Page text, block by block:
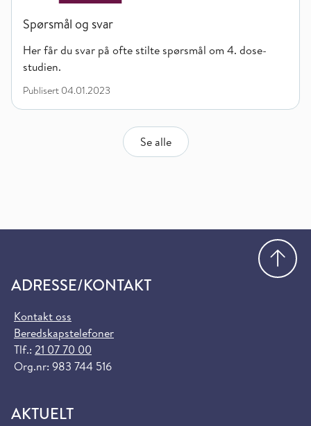
Spørsmål og svar
Her får du svar på ofte stilte spørsmål om 4. dose-
studien.
Publisert 04.01.2023
Se alle
ADRESSE/KONTAKT
Kontakt oss
Beredskapstelefoner
Tlf.: 21 07 70 00
Org.nr: 983 744 516
AKTUELT